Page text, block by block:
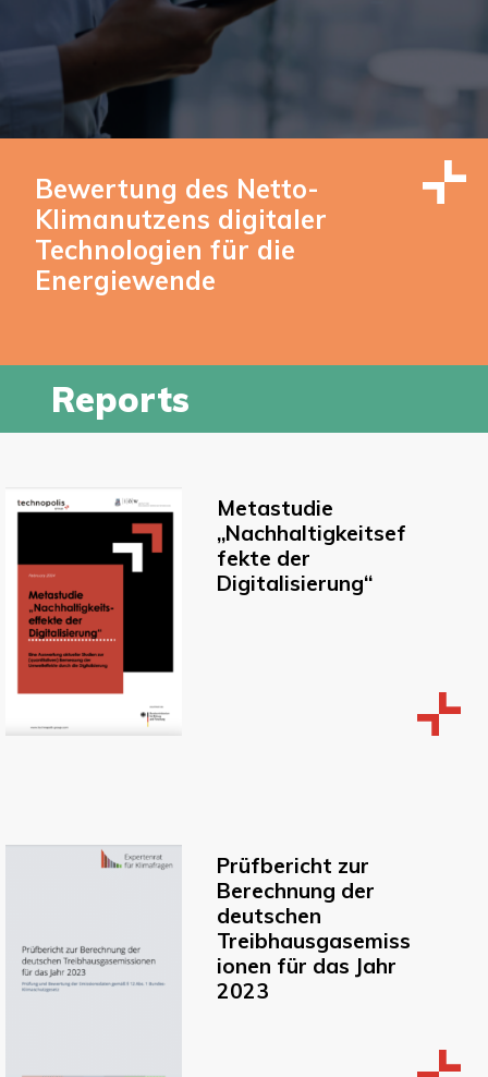
Bewertung des Netto-
Klimanutzens digitaler
Technologien für die
Energiewende
Reports
Metastudie
„Nachhaltigkeitsef
fekte der
Digitalisierung“
Prüfbericht zur
Berechnung der
deutschen
Treibhausgasemiss
ionen für das Jahr
2023